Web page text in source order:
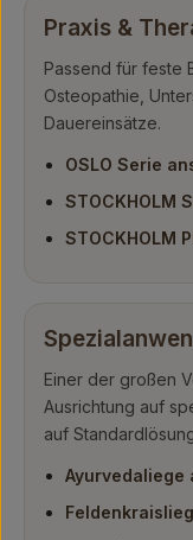
Praxis &
Passend für feste
Osteopathie,
Dauereinsätze.
OSLO Serie
STOCKHOLM
STOCKHOLM
Einer der großen
Ausrichtung auf
auf
Ayurvedaliege